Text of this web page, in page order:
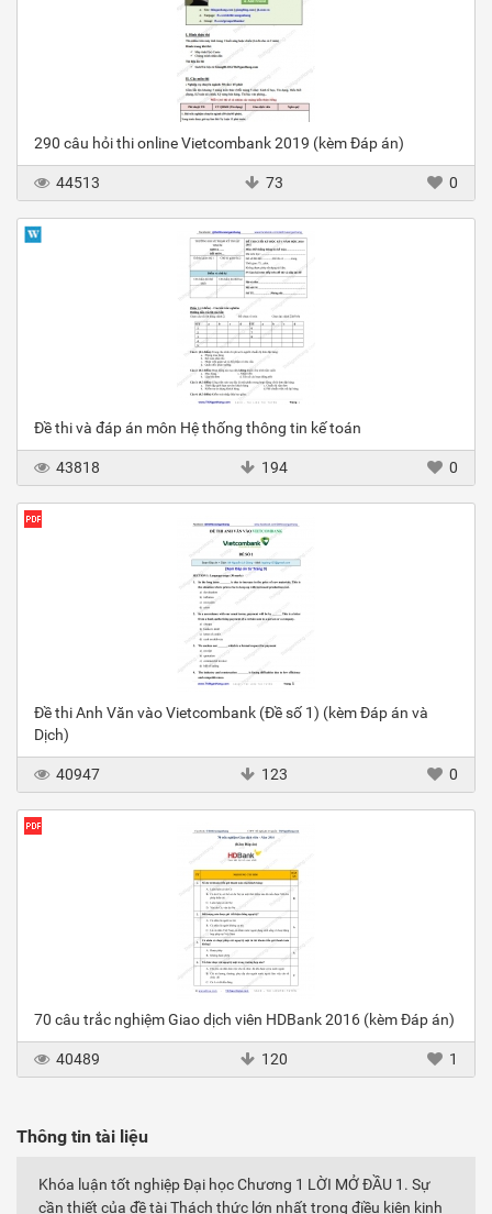
290 câu hỏi thi online Vietcombank 2019 (kèm Đáp án)
44513 73 0
Đề thi và đáp án môn Hệ thống thông tin kế toán
43818 194 0
Đề thi Anh Văn vào Vietcombank (Đề số 1) (kèm Đáp án và
Dịch)
40947 123 0
70 câu trắc nghiệm Giao dịch viên HDBank 2016 (kèm Đáp án)
40489 120 1
Thông tin tài liệu
Khóa luận tốt nghiệp Đại học Chương 1 LỜI MỞ ĐẦU 1. Sự
cần thiết của đề tài Thách thức lớn nhất trong điều kiện kinh